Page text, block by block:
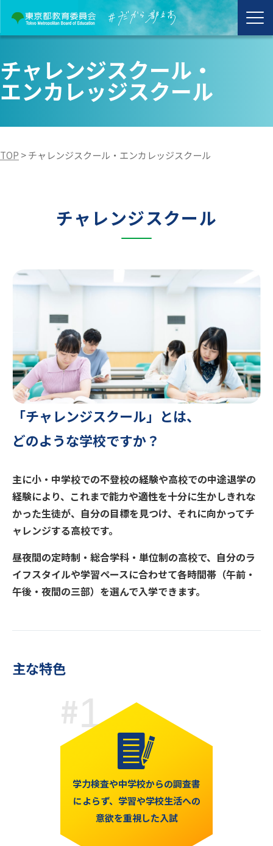
チャレンジスクール・
エンカレッジスクール
TOP >チャレンジスクール・エンカレッジスクール
チャレンジスクール
「チャレンジスクール」とは、
どのような学校ですか？
主に小・中学校での不登校の経験や高校での中途退学の
経験により、これまで能力や適性を十分に生かしきれな
かった生徒が、自分の目標を見つけ、それに向かってチ
ャレンジする高校です。
昼夜間の定時制・総合学科・単位制の高校で、自分のラ
イフスタイルや学習ペースに合わせて各時間帯（午前・
午後・夜間の三部）を選んで入学できます。
主な特色
1
学力検査や中学校からの調査書
によらず、 学習や学校生活への
意欲を重視した入試